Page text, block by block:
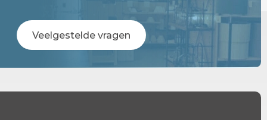
Veelgestelde vragen